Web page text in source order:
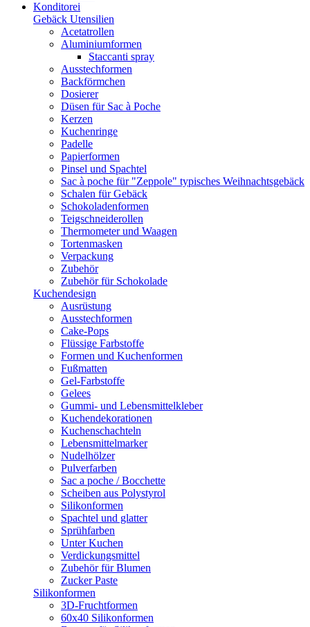
Konditorei
Gebäck Utensilien
Acetatrollen
Aluminiumformen
Staccanti spray
Ausstechformen
Backförmchen
Dosierer
Düsen für Sac à Poche
Kerzen
Kuchenringe
Padelle
Papierformen
Pinsel und Spachtel
Sac à poche für "Zeppole" typisches Weihnachtsgebäck
Schalen für Gebäck
Schokoladenformen
Teigschneiderollen
Thermometer und Waagen
Tortenmasken
Verpackung
Zubehör
Zubehör für Schokolade
Kuchendesign
Ausrüstung
Ausstechformen
Cake-Pops
Flüssige Farbstoffe
Formen und Kuchenformen
Fußmatten
Gel-Farbstoffe
Gelees
Gummi- und Lebensmittelkleber
Kuchendekorationen
Kuchenschachteln
Lebensmittelmarker
Nudelhölzer
Pulverfarben
Sac a poche / Bocchette
Scheiben aus Polystyrol
Silikonformen
Spachtel und glatter
Sprühfarben
Unter Kuchen
Verdickungsmittel
Zubehör für Blumen
Zucker Paste
Silikonformen
3D-Fruchtformen
60x40 Silikonformen